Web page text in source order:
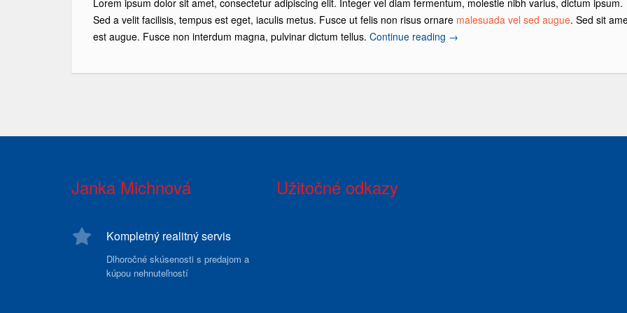
Lorem ipsum dolor sit amet, consectetur adipiscing elit. Integer vel diam fermentum, molestie nibh varius, dictum ipsum.
Sed a velit facilisis, tempus est eget, iaculis metus. Fusce ut felis non risus ornare malesuada vel sed augue. Sed sit
est augue. Fusce non interdum magna, pulvinar dictum tellus. Continue reading →
Janka Michnová
Kompletný realitný servis
Dlhoročné skúsenosti s predajom a
kúpou nehnuteľností
Užitočné odkazy